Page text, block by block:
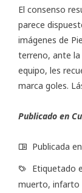
El consenso
parece
imágenes de
terreno, ante
equipo, les
marca goles.
Publicado en
Publicada en
Etiquetado
muerto, infarto